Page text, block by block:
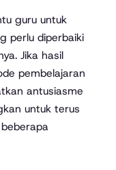
guru untuk
perlu diperbaiki
Jika hasil
pembelajaran
antusiasme
untuk terus